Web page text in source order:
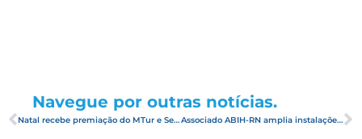
Navegue por outras notícias.
Natal recebe premiação do MTur e Sebrae Associado ABIH-RN amplia instalações e lança vídeo na internet